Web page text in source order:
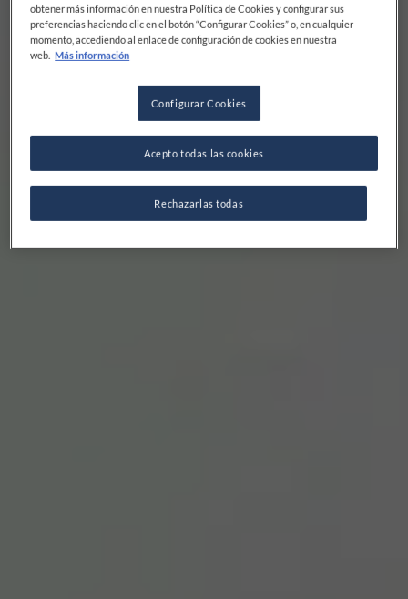
obtener más información en nuestra Política de Cookies y configurar sus
preferencias haciendo clic en el botón “Configurar Cookies” o, en cualquier
momento, accediendo al enlace de configuración de cookies en nuestra
web. Más información
Configurar Cookies
Rechazarlas todas
Acepto todas las cookies